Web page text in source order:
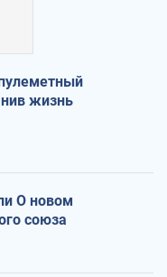
жизнь
О новом
союза